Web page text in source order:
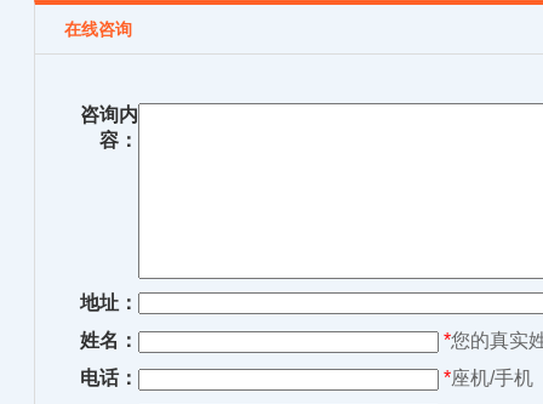
在线咨询
咨询内
容：
地址：
姓名：
*您的真实
电话：
*座机/手机